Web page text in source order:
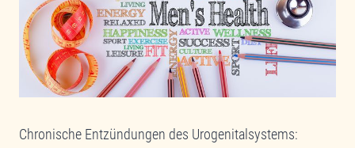
Chronische Entzündungen des Urogenitalsystems: